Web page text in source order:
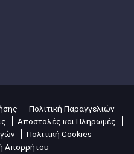
Πολιτική Παραγγελιών
Αποστολές και Πληρωμές
Πολιτική Cookies
Απορρήτου